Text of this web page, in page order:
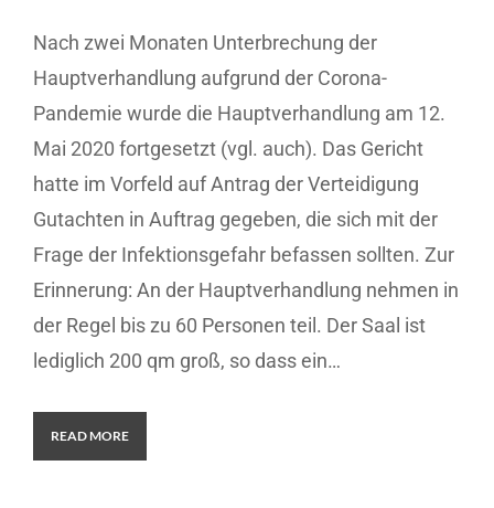
Nach zwei Monaten Unterbrechung der
Hauptverhandlung aufgrund der Corona-
Pandemie wurde die Hauptverhandlung am 12.
Mai 2020 fortgesetzt (vgl. auch). Das Gericht
hatte im Vorfeld auf Antrag der Verteidigung
Gutachten in Auftrag gegeben, die sich mit der
Frage der Infektionsgefahr befassen sollten. Zur
Erinnerung: An der Hauptverhandlung nehmen in
der Regel bis zu 60 Personen teil. Der Saal ist
lediglich 200 qm groß, so dass ein…
READ MORE